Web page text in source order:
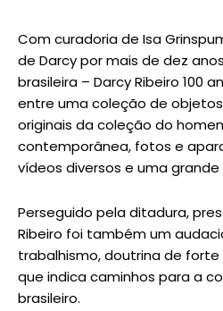
Com curadoria de Isa
de Darcy por mais de dez
brasileira – Darcy Ribeiro 100
entre uma coleção de
originais da coleção do
contemporânea, fotos e
vídeos diversos e uma
Perseguido pela ditadura,
Ribeiro foi também um
trabalhismo, doutrina de
que indica caminhos para a
brasileiro.